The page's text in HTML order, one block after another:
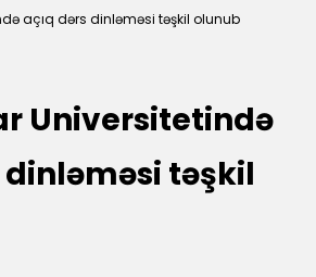
açıq dərs dinləməsi təşkil olunub
Universitetində
dinləməsi təşkil